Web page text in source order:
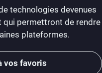
technologies devenues
qui permettront de rendre
plateformes.
vos favoris